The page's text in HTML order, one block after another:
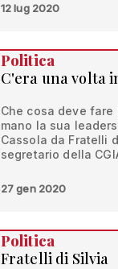
12 lug 2020
Politica
C'era una volta
Che cosa deve
mano la sua
Cassola da Fratelli
segretario della
27 gen 2020
Politica
Fratelli di Silvia